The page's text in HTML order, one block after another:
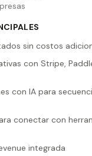
sin costos
con Stripe,
con IA para
conectar con
integrada